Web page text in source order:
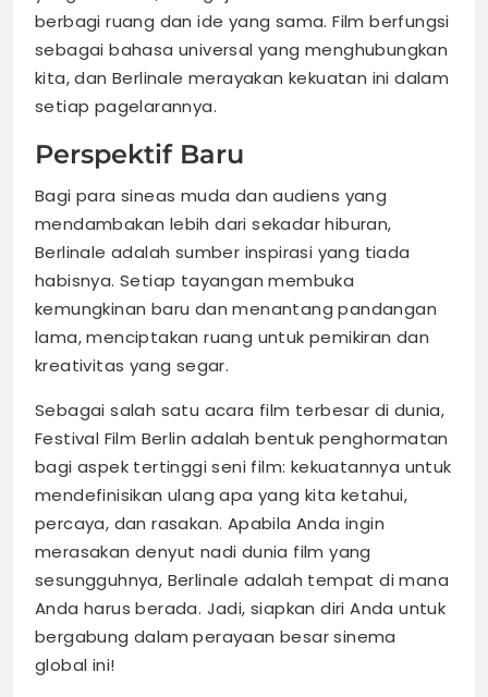
berbagi ruang dan ide yang sama. Film berfungsi
sebagai bahasa universal yang menghubungkan
kita, dan Berlinale merayakan kekuatan ini dalam
setiap pagelarannya.
Perspektif Baru
Bagi para sineas muda dan audiens yang
mendambakan lebih dari sekadar hiburan,
Berlinale adalah sumber inspirasi yang tiada
habisnya. Setiap tayangan membuka
kemungkinan baru dan menantang pandangan
lama, menciptakan ruang untuk pemikiran dan
kreativitas yang segar.
Sebagai salah satu acara film terbesar di dunia,
Festival Film Berlin adalah bentuk penghormatan
bagi aspek tertinggi seni film: kekuatannya untuk
mendefinisikan ulang apa yang kita ketahui,
percaya, dan rasakan. Apabila Anda ingin
merasakan denyut nadi dunia film yang
sesungguhnya, Berlinale adalah tempat di mana
Anda harus berada. Jadi, siapkan diri Anda untuk
bergabung dalam perayaan besar sinema
global ini!